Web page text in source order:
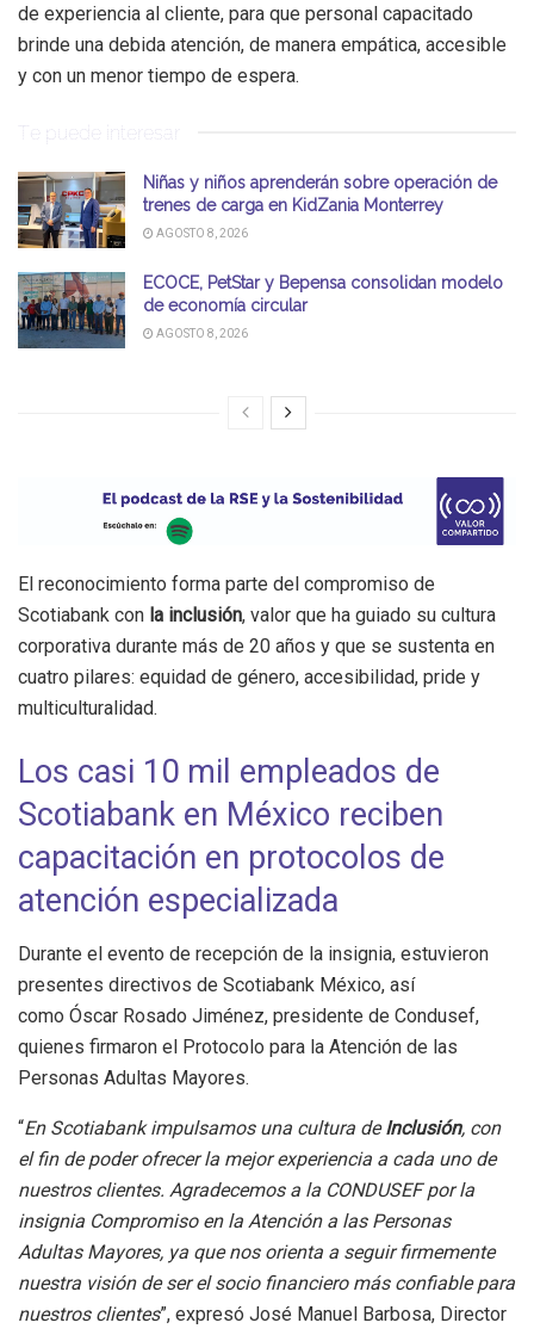
de experiencia al cliente, para que personal capacitado
brinde una debida atención, de manera empática, accesible
y con un menor tiempo de espera.
Te puede interesar
Niñas y niños aprenderán sobre operación de
trenes de carga en KidZania Monterrey
AGOSTO 8, 2026
ECOCE, PetStar y Bepensa consolidan modelo
de economía circular
AGOSTO 8, 2026
El reconocimiento forma parte del compromiso de
Scotiabank con la inclusión, valor que ha guiado su cultura
corporativa durante más de 20 años y que se sustenta en
cuatro pilares: equidad de género, accesibilidad, pride y
multiculturalidad.
Los casi 10 mil empleados de
Scotiabank en México reciben
capacitación en protocolos de
atención especializada
Durante el evento de recepción de la insignia, estuvieron
presentes directivos de Scotiabank México, así
como Óscar Rosado Jiménez, presidente de Condusef,
quienes firmaron el Protocolo para la Atención de las
Personas Adultas Mayores.
“En Scotiabank impulsamos una cultura deInclusión, con
el fin de poder ofrecer la mejor experiencia a cada uno de
nuestros clientes. Agradecemos a la CONDUSEF por la
insignia Compromiso en la Atención a las Personas
Adultas Mayores, ya que nos orienta a seguir firmemente
nuestra visión de ser el socio financiero más confiable para
nuestros clientes”, expresó José Manuel Barbosa, Director